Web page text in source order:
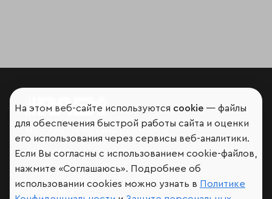
Мир сквозь призму рейтингов
На этом веб-сайте используются cookie — файлы
для обеспечения быстрой работы сайта и оценки
его использования через сервисы веб-аналитики.
Если Вы согласны с использованием cookie-файлов,
нажмите «Соглашаюсь». Подробнее об
использовании cookies можно узнать в Политике